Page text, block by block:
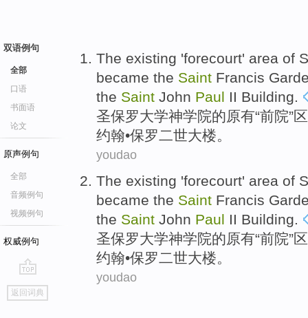
双语例句
全部
口语
书面语
论文
原声例句
全部
音频例句
视频例句
权威例句
go
top
返回词典
The existing 'forecourt' area of
became the Saint Francis
the Saint John Paul II Building.
圣保罗大学神学院的原有“前院”区
约翰•保罗二世大楼。
youdao
The existing 'forecourt' area of
became the Saint Francis
the Saint John Paul II Building.
圣保罗大学神学院的原有“前院”区
约翰•保罗二世大楼。
youdao